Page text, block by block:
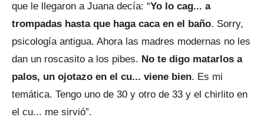
que le llegaron a Juana decía: “Yo lo cag... a
trompadas hasta que haga caca en el baño. Sorry,
psicología antigua. Ahora las madres modernas no les
dan un roscasito a los pibes. No te digo matarlos a
palos, un ojotazo en el cu... viene bien. Es mi
temática. Tengo uno de 30 y otro de 33 y el chirlito en
el cu... me sirvió”.